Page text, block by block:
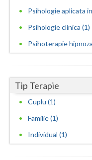
Teleorman
Timis
Tulcea
Vaslui
Psihologie aplicata
Psihologie clinica (1)
Psihoterapie
Tip Terapie
Cuplu (1)
Familie (1)
Individual (1)